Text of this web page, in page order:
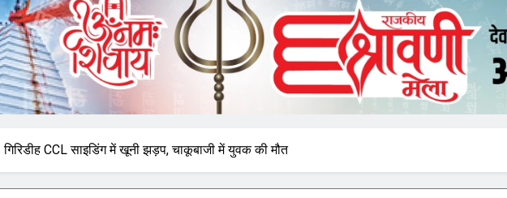
गिरिडीह CCL साइडिंग में खूनी झड़प, चाकूबाजी में युवक की मौत